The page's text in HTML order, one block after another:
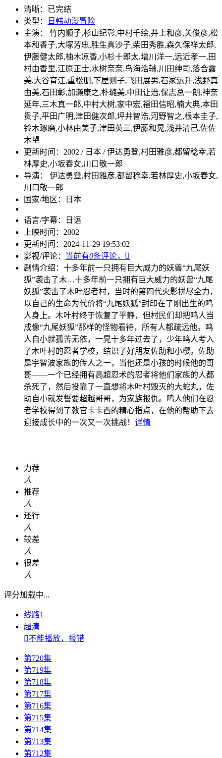
清晰： 已完结
类型：
日韩动漫冒险
主演： 竹内顺子,杉山纪彰,中村千绘,井上和彦,关俊彦,松
本和香子,大塚芳忠,胜生真沙子,柴田秀胜,森久保祥太郎,
伊藤健太郎,柚木凉香,小杉十郎太,增川洋一,远近孝一,田
村由香里,江原正士,水树奈奈,鸟海浩辅,川田绅司,落合露
美,大谷育江,重松朋,下屋则子,飞田展男,石冢运升,浅野真
由美,石田彰,加濑康之,朴璐美,中田让治,保志总一朗,神奈
延年,三木真一郎,中村大树,家中宏,福田信昭,楠大典,本田
贵子,平田广明,津田健次郎,坪井智浩,河野智之,根本圭子,
铃木琢磨,小林由美子,津田英三,伊藤和晃,浅井清己,佐佐
木望
更新时间： 2002 / 日本 / 伊达勇登,村田雅彦,都留稔幸,若
林厚史,小坂春女,川口敬一郎
导演： 伊达勇登,村田雅彦,都留稔幸,若林厚史,小坂春女,
川口敬一郎
国家/地区：
日本
语言/字幕：
日语
上映时间： 2002
更新时间： 2024-11-29 19:53:02
影视/评论：
当前有0条评论，

剧情介绍： 十多年前一只拥有巨大威力的妖兽“九尾妖
狐”袭击了木…十多年前一只拥有巨大威力的妖兽“九尾
妖狐”袭击了木叶忍者村，当时的第四代火影拼尽全力，
以自己的生命为代价将“九尾妖狐”封印在了刚出生的鸣
人身上。木叶村终于恢复了平静，但村民们却把鸣人当
成像“九尾妖狐”那样的怪物看待，所有人都疏远他。鸣
人自小就孤苦无依，一晃十多年过去了，少年鸣人考入
了木叶村的忍者学校，结识了好朋友佐助和小樱。佐助
是宇智波家族的传人之一，当他还是小孩的时候他的哥
哥——一个已经拥有高超忍术的忍者将他们家族的人都
杀死了，然后投靠了一直想将木叶村毁灭的大蛇丸，佐
助自小就发誓要超越哥哥，为家族报仇。鸣人他们在忍
者学校得到了教官卡卡西的精心指点，在他的帮助下去
迎接成长中的一次又一次挑战！ 详情
力荐
人
推荐
人
还行
人
较差
人
很差
人
评分加载中...
线路1
超清
不能播放，报错
第720集
第719集
第718集
第717集
第716集
第715集
第714集
第713集
第712集